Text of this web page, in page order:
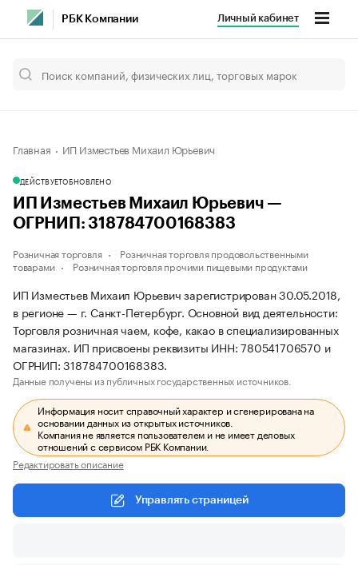
РБК Компании Личный кабинет
Главная ИП Изместьев Михаил Юрьевич
ДЕЙСТВУЕТОБНОВЛЕНО
ИП Изместьев Михаил Юрьевич —
ОГРНИП: 318784700168383
Розничная торговля
Розничная торговля продовольственными
товарами
Розничная торговля прочими пищевыми продуктами
ИП Изместьев Михаил Юрьевич зарегистрирован 30.05.2018,
в регионе — г. Санкт-Петербург. Основной вид деятельности:
Торговля розничная чаем, кофе, какао в специализированных
магазинах. ИП присвоены реквизиты ИНН: 780541706570 и
ОГРНИП: 318784700168383.
Данные получены из публичных государственных источников.
Информация носит справочный характер и сгенерирована на
основании данных из открытых источников.
Компания не является пользователем и не имеет деловых
отношений с сервисом РБК Компании.
Редактировать описание
Управлять страницей